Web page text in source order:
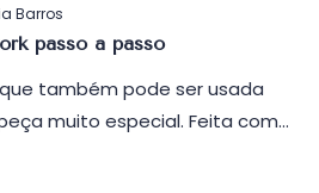
Barros
passo a passo
também pode ser usada
muito especial. Feita com…